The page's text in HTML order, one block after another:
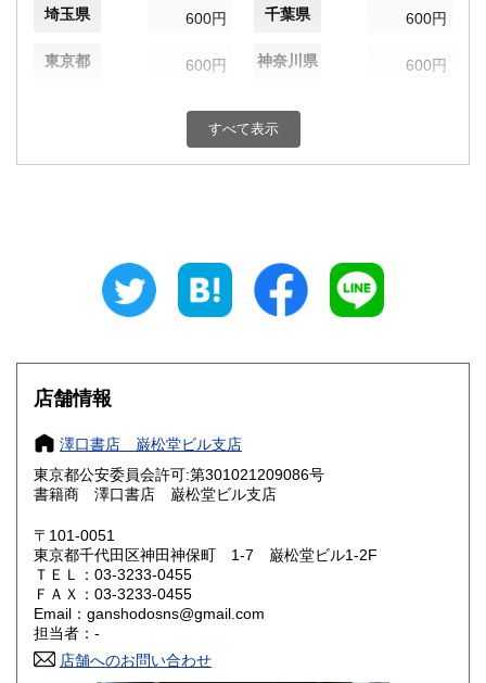
埼玉県 600円 千葉県 600円
東京都 600円 神奈川県 600円
600円 富山県
600円 三重県
大阪府
奈良県 600円
鳥取県 600円 島根県
岡山県
山口県 600円
香川県 600円
高知県 600円
すべて表示
店舗情報
澤口書店 巌松堂ビル支店
東京都公安委員会許可:第301021209086号
書籍商 澤口書店 巌松堂ビル支店
〒101-0051
東京都千代田区神田神保町 1-7 巌松堂ビル1-2F
ＴＥＬ：03-3233-0455
ＦＡＸ：03-3233-0455
Email：ganshodosns@gmail.com
担当者：-
店舗へのお問い合わせ